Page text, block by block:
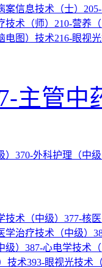
案信息技术（士）
技术（师） 210-营养
电图）技术216-眼视
主管中
370-外科护理（中
技术（中级） 377-核
学治疗技术（中级）
） 387-心电学技术
技术393-眼视光技术